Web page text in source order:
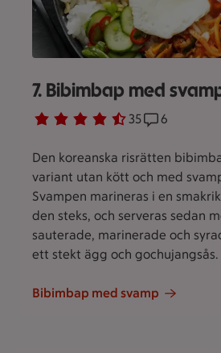
7. Bibimbap med
Betyg 4.7 av 5. 35
35 personer har röstatReceptet har
6
Den koreanska risrätten
variant utan kött och med
Svampen marineras i en
den steks, och serveras sedan
sauterade, marinerade och
ett stekt ägg och gochujangsås.
Bibimbap med svamp